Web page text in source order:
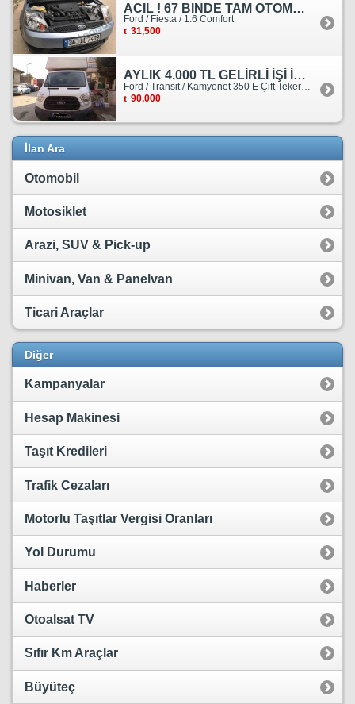
ACİL ! 67 BİNDE TAM OTOMATİK FORD FİESTA
Ford / Fiesta / 1.6 Comfort
31,500
AYLIK 4.000 TL GELİRLİ İŞİ İLE BİRLİKTE SATILIKTIR.
90,000
İlan Ara
Otomobil
Motosiklet
Arazi, SUV & Pick-up
Minivan, Van & Panelvan
Ticari Araçlar
Diğer
Kampanyalar
Hesap Makinesi
Taşıt Kredileri
Trafik Cezaları
Motorlu Taşıtlar Vergisi Oranları
Yol Durumu
Haberler
Otoalsat TV
Sıfır Km Araçlar
Büyüteç